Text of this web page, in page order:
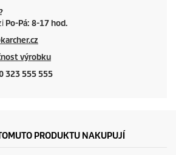
Po-Pá: 8-17 hod.
výrobku
323 555 555
PRODUKTU NAKUPUJÍ